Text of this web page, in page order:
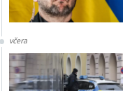
včera